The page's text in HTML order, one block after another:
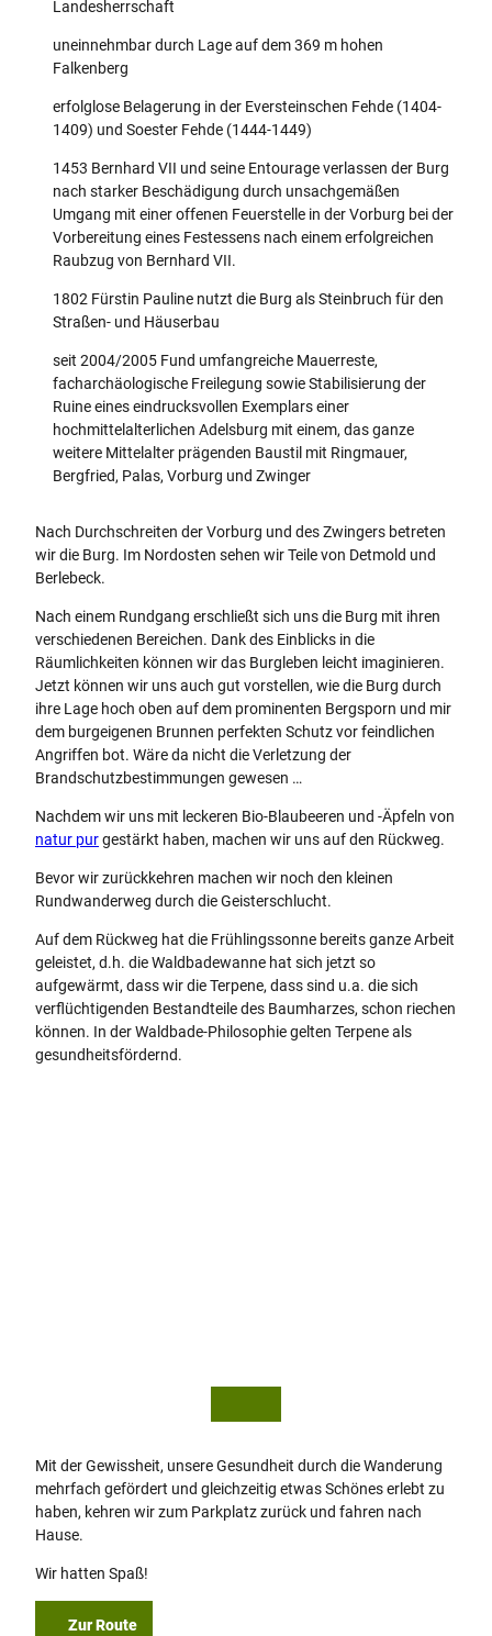
Landesherrschaft
uneinnehmbar durch Lage auf dem 369 m hohen
Falkenberg
erfolglose Belagerung in der Eversteinschen Fehde (1404-
1409) und Soester Fehde (1444-1449)
1453 Bernhard VII und seine Entourage verlassen der Burg
nach starker Beschädigung durch unsachgemäßen
Umgang mit einer offenen Feuerstelle in der Vorburg bei der
Vorbereitung eines Festessens nach einem erfolgreichen
Raubzug von Bernhard VII.
1802 Fürstin Pauline nutzt die Burg als Steinbruch für den
Straßen- und Häuserbau
seit 2004/2005 Fund umfangreiche Mauerreste,
facharchäologische Freilegung sowie Stabilisierung der
Ruine eines eindrucksvollen Exemplars einer
hochmittelalterlichen Adelsburg mit einem, das ganze
weitere Mittelalter prägenden Baustil mit Ringmauer,
Bergfried, Palas, Vorburg und Zwinger
Nach Durchschreiten der Vorburg und des Zwingers betreten
wir die Burg. Im Nordosten sehen wir Teile von Detmold und
Berlebeck.
Nach einem Rundgang erschließt sich uns die Burg mit ihren
verschiedenen Bereichen. Dank des Einblicks in die
Räumlichkeiten können wir das Burgleben leicht imaginieren.
Jetzt können wir uns auch gut vorstellen, wie die Burg durch
ihre Lage hoch oben auf dem prominenten Bergsporn und mir
dem burgeigenen Brunnen perfekten Schutz vor feindlichen
Angriffen bot. Wäre da nicht die Verletzung der
Brandschutzbestimmungen gewesen …
Nachdem wir uns mit leckeren Bio-Blaubeeren und -Äpfeln von
natur purgestärkt haben, machen wir uns auf den Rückweg.
Bevor wir zurückkehren machen wir noch den kleinen
Rundwanderweg durch die Geisterschlucht.
Auf dem Rückweg hat die Frühlingssonne bereits ganze Arbeit
geleistet, d.h. die Waldbadewanne hat sich jetzt so
aufgewärmt, dass wir die Terpene, dass sind u.a. die sich
verflüchtigenden Bestandteile des Baumharzes, schon riechen
können. In der Waldbade-Philosophie gelten Terpene als
gesundheitsfördernd.
Gmb
H
Mit der Gewissheit, unsere Gesundheit durch die Wanderung
mehrfach gefördert und gleichzeitig etwas Schönes erlebt zu
haben, kehren wir zum Parkplatz zurück und fahren nach
Hause.
Wir hatten Spaß!
Zur Route